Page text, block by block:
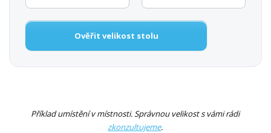
Ověřit velikost stolu
Příklad umístění v místnosti. Správnou velikost s vámi rádi
zkonzultujeme.